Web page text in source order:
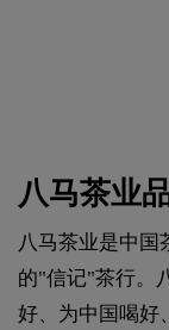
八马茶业
八马茶业是中国
的"信记"茶行。
好、为中国喝好